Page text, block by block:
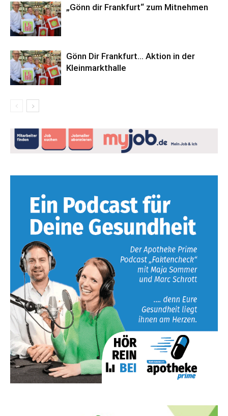
„Gönn dir Frankfurt“ zum Mitnehmen
Gönn Dir Frankfurt… Aktion in der
Kleinmarkthalle